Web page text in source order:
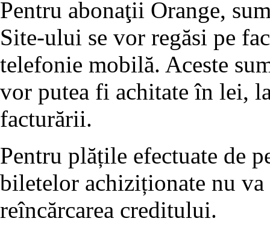
Pentru abonaţii Orange,
Site-ului se vor regăsi pe
telefonie mobilă. Aceste
vor putea fi achitate în lei,
facturării.
Pentru plățile efectuate de
biletelor achiziționate nu
reîncărcarea creditului.